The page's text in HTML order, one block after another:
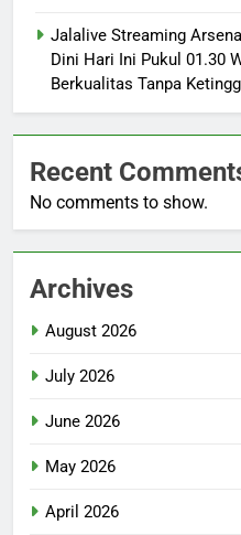
Jalalive Streaming
Dini Hari Ini Pukul 01.30
Berkualitas Tanpa
Recent
No comments to show.
Archives
August 2026
July 2026
June 2026
May 2026
April 2026